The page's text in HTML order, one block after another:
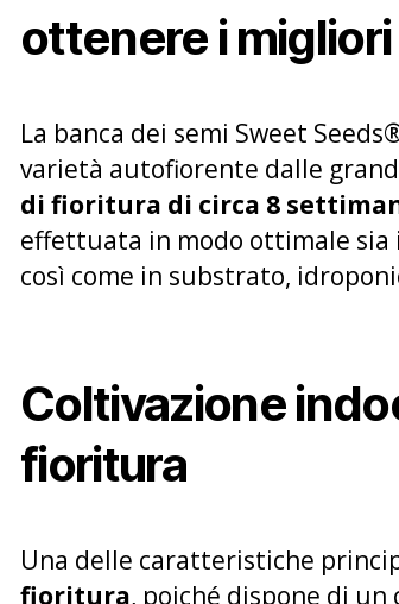
ottenere i
La banca dei semi Sweet
varietà autofiorente dalle
di fioritura di circa 8
effettuata in modo ottimale sia
così come in substrato,
Coltivazione
fioritura
Una delle caratteristiche
fioritura, poiché dispone di